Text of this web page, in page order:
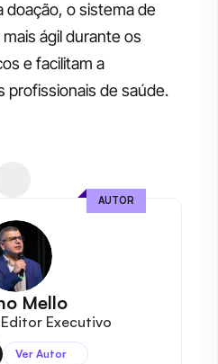
doação, o sistema de
ágil durante os
e facilitam a
profissionais de saúde.
Mello
Executivo
Ver Autor
AUTOR